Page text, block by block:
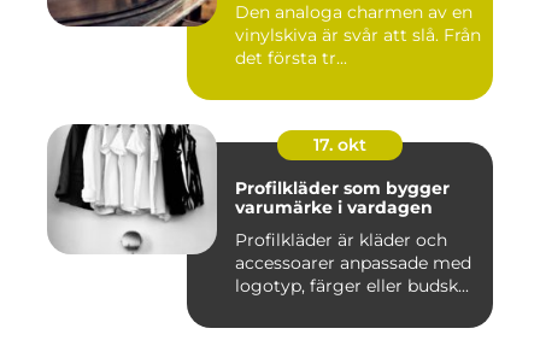
Den analoga charmen av en
vinylskiva är svår att slå. Från
det första tr...
17. okt
Profilkläder som bygger
varumärke i vardagen
Profilkläder är kläder och
accessoarer anpassade med
logotyp, färger eller budsk...